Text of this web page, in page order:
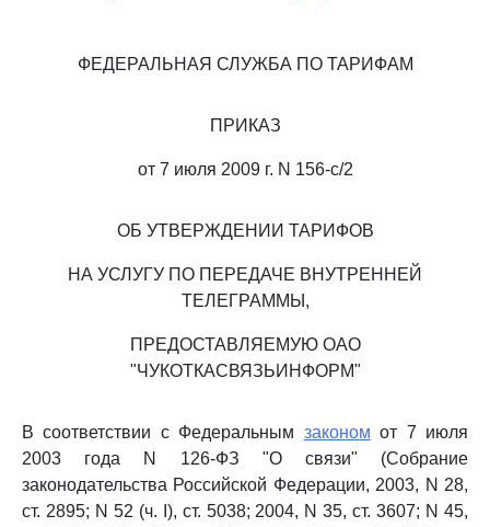
ФЕДЕРАЛЬНАЯ СЛУЖБА ПО ТАРИФАМ
ПРИКАЗ
от 7 июля 2009 г. N 156-с/2
ОБ УТВЕРЖДЕНИИ ТАРИФОВ
НА УСЛУГУ ПО ПЕРЕДАЧЕ ВНУТРЕННЕЙ
ТЕЛЕГРАММЫ,
ПРЕДОСТАВЛЯЕМУЮ ОАО
"ЧУКОТКАСВЯЗЬИНФОРМ"
В соответствии с Федеральным законом от 7 июля
2003 года N 126-ФЗ "О связи" (Собрание
законодательства Российской Федерации, 2003, N 28,
ст. 2895; N 52 (ч. I), ст. 5038; 2004, N 35, ст. 3607; N 45,